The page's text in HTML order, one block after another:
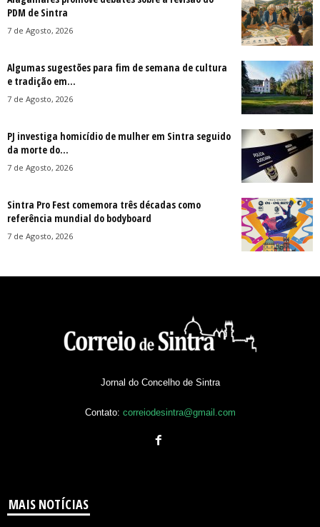
PDM de Sintra
7 de Agosto, 2026
Algumas sugestões para fim de semana de cultura
e tradição em...
7 de Agosto, 2026
PJ investiga homicídio de mulher em Sintra seguido
da morte do...
7 de Agosto, 2026
Sintra Pro Fest comemora três décadas como
referência mundial do bodyboard
7 de Agosto, 2026
Jornal do Concelho de Sintra
Contato: correiodesintra@gmail.com
MAIS NOTÍCIAS